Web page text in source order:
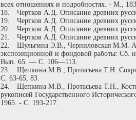
всех отношениях и подробностях. - М.,
18.
Чертков А.Д. Описание древних
19.
Чертков А.Д. Описание древних
20.
Чертков А.Д. Описание древних
21.
Чертков А.Д. Описание древних
22.
Шульгина Э.В., Черниловская М.М.
экспозиционной и фондовой работы: Сб.
Вып. 65. — С. 106—113.
23.
Щепкина М.В., Протасьева Т.Н.
С. 63-65, 83.
24.
Щепкина М.В., Протасьева Т.Н.,
рукописей Государственного
1965. - С. 193-217.